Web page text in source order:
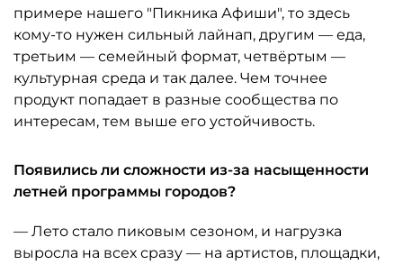
примере нашего "Пикника Афиши", то здесь
кому-то нужен сильный лайнап, другим — еда,
третьим — семейный формат, четвёртым —
культурная среда и так далее. Чем точнее
продукт попадает в разные сообщества по
интересам, тем выше его устойчивость.
Появились ли сложности из-за насыщенности
летней программы городов?
— Лето стало пиковым сезоном, и нагрузка
выросла на всех сразу — на артистов, площадки,